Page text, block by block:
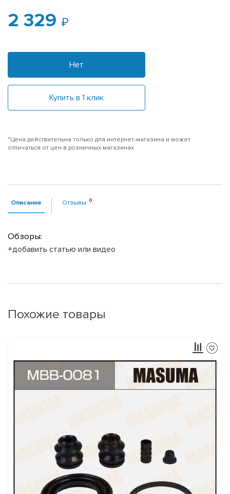
2 329
Нет
Купить в 1 клик
*Цена действительна только для интернет-магазина и может
отличаться от цен в розничных магазинах
Описание Отзывы
Обзоры:
+добавить статью или видео
Похожие товары